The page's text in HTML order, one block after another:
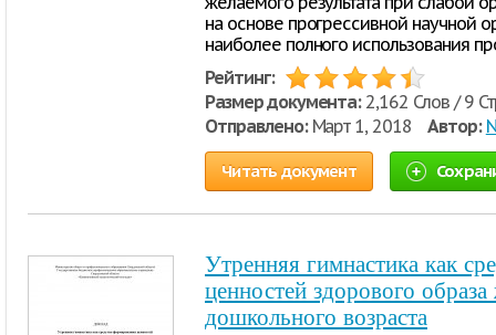
на основе прогрессивной научной
наиболее полного использования
Рейтинг:
Размер документа:2,162 Слов / 9
Отправлено:Март 1, 2018 Автор:
Читать документ
Утренняя гимнастика как
ценностей здорового
дошкольного возраста